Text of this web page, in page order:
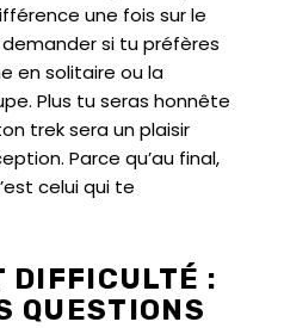
une fois sur le
si tu préfères
en solitaire ou la
Plus tu seras honnête
trek sera un plaisir
Parce qu’au final,
celui qui te
DIFFICULTÉ :
QUESTIONS